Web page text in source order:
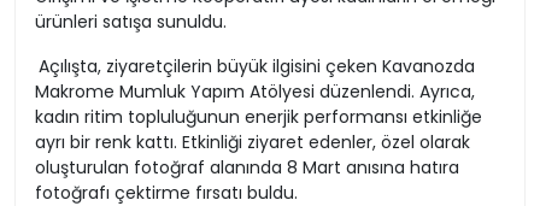
ürünleri satışa sunuldu.
Açılışta, ziyaretçilerin büyük ilgisini çeken Kavanozda
Makrome Mumluk Yapım Atölyesi düzenlendi. Ayrıca,
kadın ritim topluluğunun enerjik performansı etkinliğe
ayrı bir renk kattı. Etkinliği ziyaret edenler, özel olarak
oluşturulan fotoğraf alanında 8 Mart anısına hatıra
fotoğrafı çektirme fırsatı buldu.